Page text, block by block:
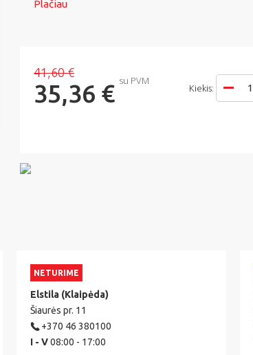
Plačiau
41,60 €
35,36 € su PVM
Kiekis:
NETURIME
Elstila (Klaipėda)
Šiaurės pr. 11
+370 46 380100
I - V08:00 - 17:00